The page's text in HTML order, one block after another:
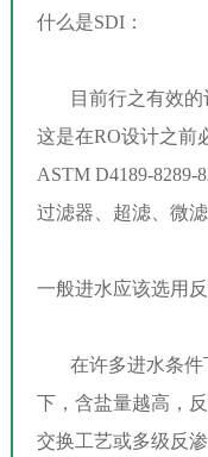
什么是SDI：
目前行之有效的评
这是在RO设计之前
ASTM D4189-
过滤器、超滤、微
一般进水应该选用
在许多进水条件
下，含盐量越高，
交换工艺或多级反